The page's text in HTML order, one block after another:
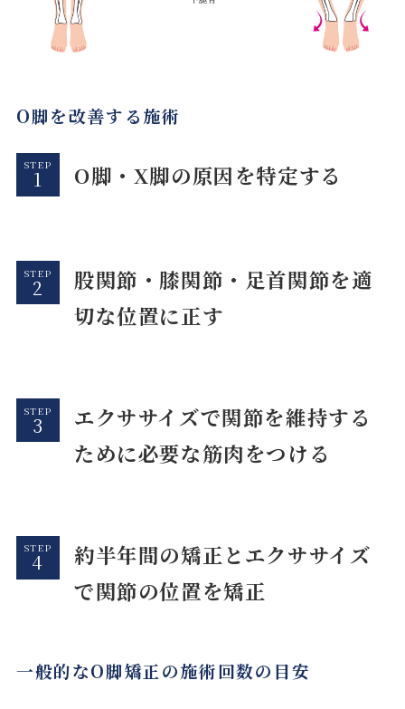
O脚を改善する施術
STEP O脚・X脚の原因を特定する
STEP
股関節・膝関節・足首関節を適
切な位置に正す
STEP
エクササイズで関節を維持する
ために必要な筋肉をつける
STEP
約半年間の矯正とエクササイズ
で関節の位置を矯正
一般的なO脚矯正の施術回数の目安